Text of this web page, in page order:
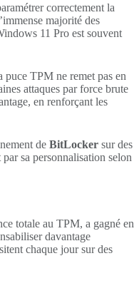
correctement la
majorité des
11 Pro est souvent
TPM ne remet pas en
attaques par force brute
en renforçant les
de BitLocker sur des
sa personnalisation selon
totale au TPM, a gagné en
davantage
chaque jour sur des